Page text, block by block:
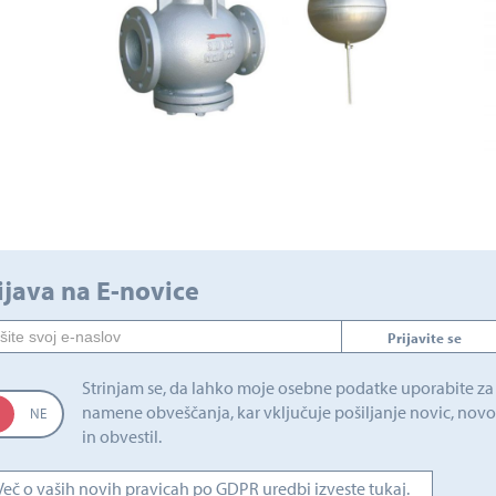
na E-novice
Prijavite se
Strinjam se, da lahko moje osebne podatke uporabite za
namene obveščanja, kar vključuje pošiljanje novic,
in obvestil.
o vaših novih pravicah po GDPR uredbi izveste tukaj.